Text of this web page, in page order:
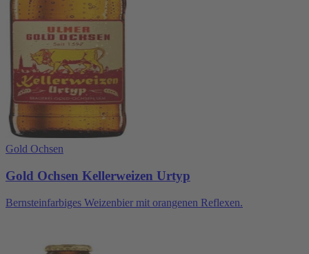
Gold Ochsen
Gold Ochsen Kellerweizen Urtyp
Bernsteinfarbiges Weizenbier mit orangenen Reflexen.